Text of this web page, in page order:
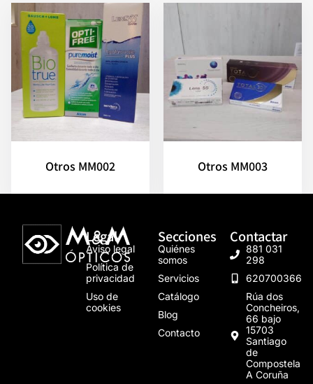
Otros MM002 Otros MM003
Legal
Aviso legal
Política de
privacidad
Uso de
cookies
Secciones
Quiénes
somos
Servicios
Catálogo
Blog
Contacto
Contactar
881 031
298
620700366
Rúa dos
Concheiros,
66 bajo
15703
Santiago
de
Compostela
A Coruña